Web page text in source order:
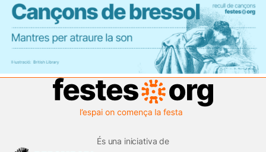
És una iniciativa de